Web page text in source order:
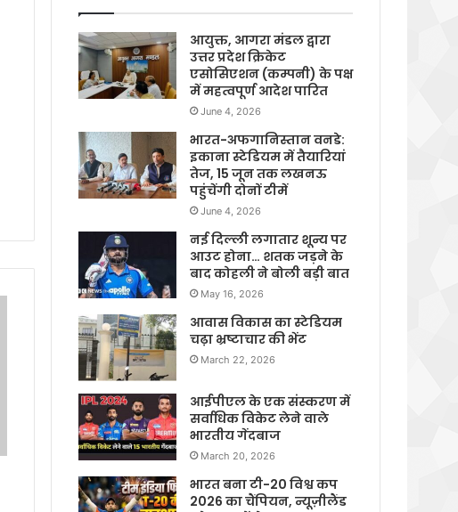
आयुक्त, आगरा मंडल द्वारा
उत्तर प्रदेश क्रिकेट
एसोसिएशन (कम्पनी) के पक्ष
में महत्वपूर्ण आदेश पारित
June 4, 2026
भारत-अफगानिस्तान वनडे:
इकाना स्टेडियम में तैयारियां
तेज, 15 जून तक लखनऊ
पहुंचेंगी दोनों टीमें
June 4, 2026
नई दिल्ली लगातार शून्य पर
आउट होना… शतक जड़ने के
बाद कोहली ने बोली बड़ी बात
May 16, 2026
आवास विकास का स्टेडियम
चढ़ा भ्रष्टाचार की भेंट
March 22, 2026
आईपीएल के एक संस्करण में
सर्वाधिक विकेट लेने वाले
भारतीय गेंदबाज
March 20, 2026
भारत बना टी-20 विश्व कप
2026 का चैंपियन, न्यूज़ीलैंड